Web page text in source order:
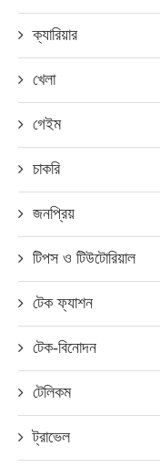
ক্যারিয়ার
খেলা
গেইম
চাকরি
জনপ্রিয়
টিপস ও টিউটোরিয়াল
টেক ফ্যাশন
টেক-বিনোদন
টেলিকম
ট্রাভেল